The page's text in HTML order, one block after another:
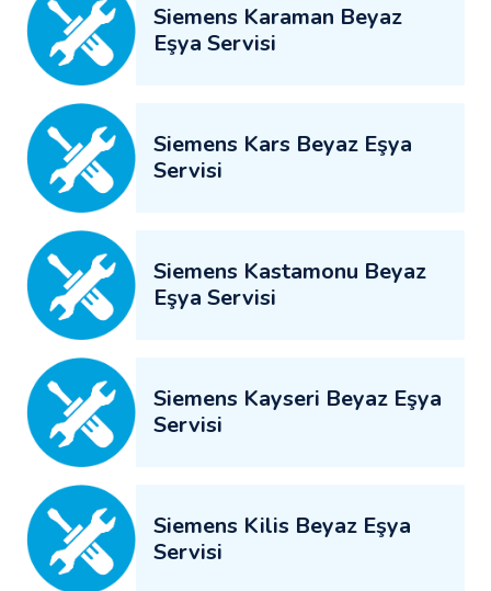
Siemens Karaman Beyaz
Eşya Servisi
Siemens Kars Beyaz Eşya
Servisi
Siemens Kastamonu Beyaz
Eşya Servisi
Siemens Kayseri Beyaz Eşya
Servisi
Siemens Kilis Beyaz Eşya
Servisi